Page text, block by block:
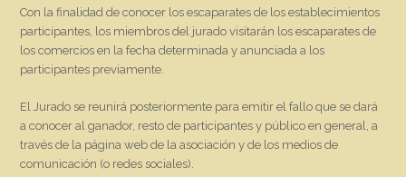
Con la finalidad de conocer los escaparates de los establecimientos
participantes, los miembros del jurado visitarán los escaparates de
los comercios en la fecha determinada y anunciada a los
participantes previamente.
El Jurado se reunirá posteriormente para emitir el fallo que se dará
a conocer al ganador, resto de participantes y público en general, a
través de la página web de la asociación y de los medios de
comunicación (o redes sociales).